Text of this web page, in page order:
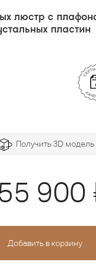
люстр с
пластин
Получить 3D модель
900